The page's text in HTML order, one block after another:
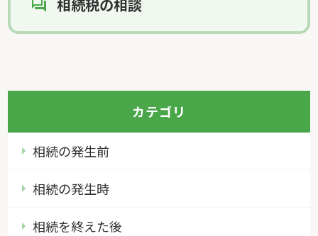
相続税の相談
カテゴリ
相続の発生前
相続の発生時
相続を終えた後